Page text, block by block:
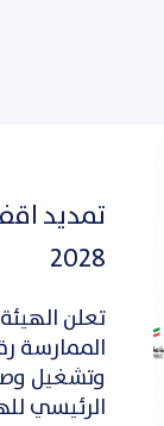
2028
تعلن
وتشغيل
الرئيسي